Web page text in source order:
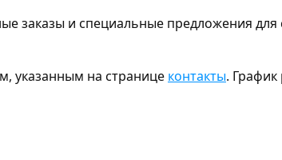
заказы и специальные предложения для
указанным на странице контакты.